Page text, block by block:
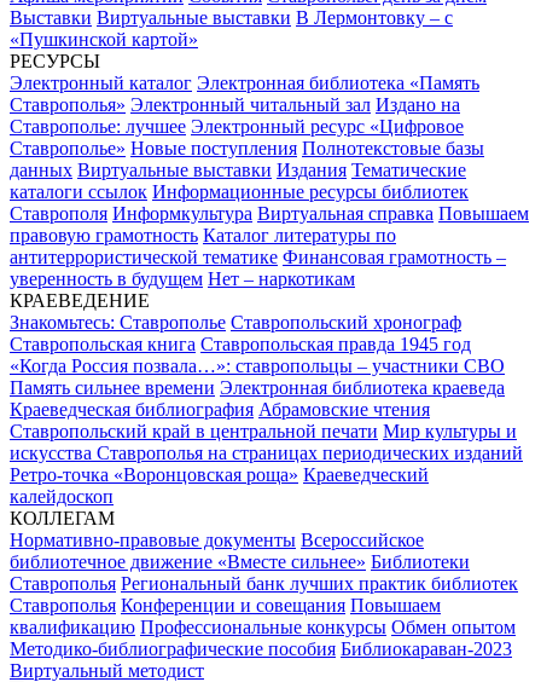
Выставки Виртуальные выставки В Лермонтовку – с
«Пушкинской картой»
РЕСУРСЫ
Электронный каталог Электронная библиотека «Память
Ставрополья» Электронный читальный зал Издано на
Ставрополье: лучшее Электронный ресурс «Цифровое
Ставрополье» Новые поступления Полнотекстовые базы
данных Виртуальные выставки Издания Тематические
каталоги ссылок Информационные ресурсы библиотек
Ставрополя Информкультура Виртуальная справка Повышаем
правовую грамотность Каталог литературы по
антитеррористической тематике Финансовая грамотность –
уверенность в будущем Нет – наркотикам
КРАЕВЕДЕНИЕ
Знакомьтесь: Ставрополье Ставропольский хронограф
Ставропольская книга Ставропольская правда 1945 год
«Когда Россия позвала…»: ставропольцы – участники СВО
Память сильнее времени Электронная библиотека краеведа
Краеведческая библиография Абрамовские чтения
Ставропольский край в центральной печати Мир культуры и
искусства Ставрополья на страницах периодических изданий
Ретро-точка «Воронцовская роща» Краеведческий
калейдоскоп
КОЛЛЕГАМ
Нормативно-правовые документы Всероссийское
библиотечное движение «Вместе сильнее» Библиотеки
Ставрополья Региональный банк лучших практик библиотек
Ставрополья Конференции и совещания Повышаем
квалификацию Профессиональные конкурсы Обмен опытом
Методико-библиографические пособия Библиокараван-2023
Виртуальный методист